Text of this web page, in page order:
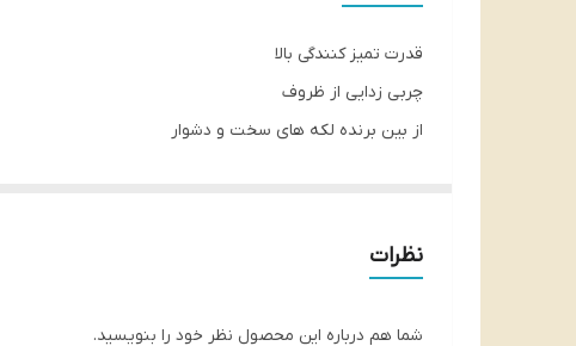
قدرت تمیز کنندگی بالا
چربی زدایی از ظروف
از بین برنده لکه های سخت و دشوار
استفاده آسان و بدون نیاز به باز کردن روکش
محافظت از ظروف با جنس نقره
نظرات
شما هم درباره این محصول نظر خود را بنویسید.